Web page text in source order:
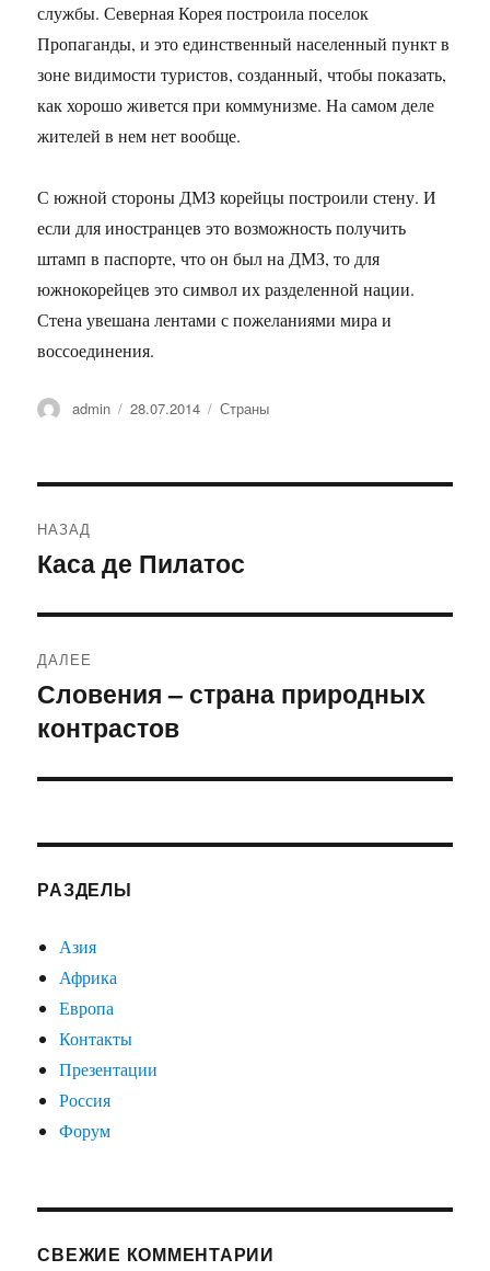
службы. Северная Корея построила поселок
Пропаганды, и это единственный населенный пункт в
зоне видимости туристов, созданный, чтобы показать,
как хорошо живется при коммунизме. На самом деле
жителей в нем нет вообще.
С южной стороны ДМЗ корейцы построили стену. И
если для иностранцев это возможность получить
штамп в паспорте, что он был на ДМЗ, то для
южнокорейцев это символ их разделенной нации.
Стена увешана лентами с пожеланиями мира и
воссоединения.
Автор
admin Опубликовано
28.07.2014 Рубрики
Страны
по
НАЗАД
Предыдущая
Каса де Пилатос
ДАЛЕЕ
Следующая
запись:
Словения – страна природных
контрастов
РАЗДЕЛЫ
Азия
Африка
Европа
Контакты
Презентации
Россия
Форум
СВЕЖИЕ КОММЕНТАРИИ